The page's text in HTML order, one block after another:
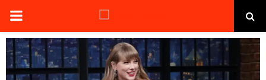
PRIMARY
MENU